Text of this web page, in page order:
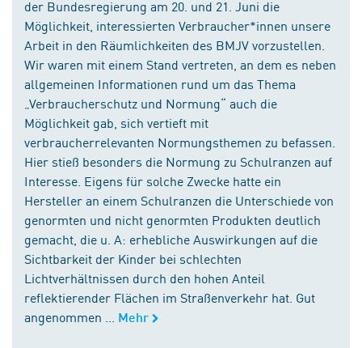
der Bundesregierung am 20. und 21. Juni die
Möglichkeit, interessierten Verbraucher*innen unsere
Arbeit in den Räumlichkeiten des BMJV vorzustellen.
Wir waren mit einem Stand vertreten, an dem es neben
allgemeinen Informationen rund um das Thema
„Verbraucherschutz und Normung“ auch die
Möglichkeit gab, sich vertieft mit
verbraucherrelevanten Normungsthemen zu befassen.
Hier stieß besonders die Normung zu Schulranzen auf
Interesse. Eigens für solche Zwecke hatte ein
Hersteller an einem Schulranzen die Unterschiede von
genormten und nicht genormten Produkten deutlich
gemacht, die u. A: erhebliche Auswirkungen auf die
Sichtbarkeit der Kinder bei schlechten
Lichtverhältnissen durch den hohen Anteil
reflektierender Flächen im Straßenverkehr hat. Gut
angenommen ...
Mehr